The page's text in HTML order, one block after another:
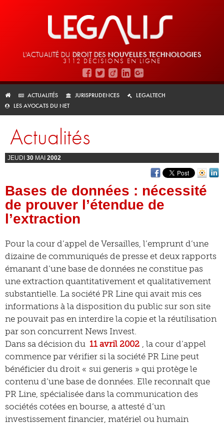
L'ACTUALITÉ DU DROIT DES NOUVELLES TECHNOLOGIES
3112 DÉCISIONS EN LIGNE
ACTUALITÉS JURISPRUDENCES
LEGALTECH
LES AVOCATS DU NET
Actualités
JEUDI 30 MAI 2002
Bases de données : nécessité
de prouver l’étendue de
l’extraction
Pour la cour d’appel de Versailles, l’emprunt d’une
dizaine de communiqués de presse et deux rapports
émanant d’une base de données ne constitue pas
une extraction quantitativement et qualitativement
substantielle. La société PR Line qui avait mis ces
informations à la disposition du public sur son site
ne pouvait pas en interdire la copie et la réutilisation
par son concurrent News Invest.
Dans sa décision du 11 avril 2002 , la cour d’appel
commence par vérifier si la société PR Line peut
bénéficier du droit « sui generis » qui protège le
contenu d’une base de données. Elle reconnaît que
PR Line, spécialisée dans la communication des
sociétés cotées en bourse, a attesté d’un
investissement financier, matériel ou humain